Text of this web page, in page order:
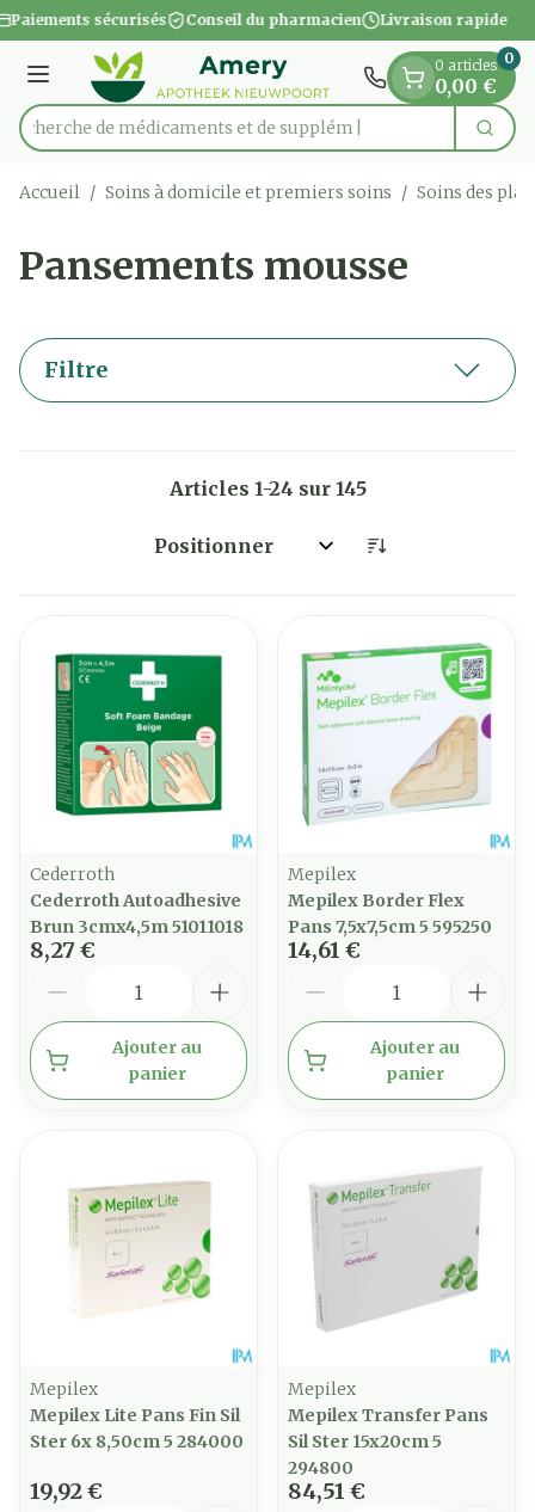
Aller au contenu
1 de 1
Paiements sécurisés Conseil du pharmacien Livraison rapide
Menu
Rechercher
Recherche de mé
0 articles
0,00 €
0
Accueil / Soins à domicile et premiers soins / Soins des
Pansements mousse
Filtre
Articles 1-24 sur 145
Trier par:
Cederroth
Cederroth Autoadhesive
Brun 3cmx4,5m 51011018
8,27 €
Ajouter au
panier
Mepilex
Mepilex Border Flex
Pans 7,5x7,5cm 5 595250
14,61 €
Ajouter au
panier
Mepilex
Mepilex Lite Pans Fin Sil
Ster 6x 8,50cm 5 284000
19,92 €
Mepilex
Mepilex Transfer Pans
Sil Ster 15x20cm 5
294800
84,51 €